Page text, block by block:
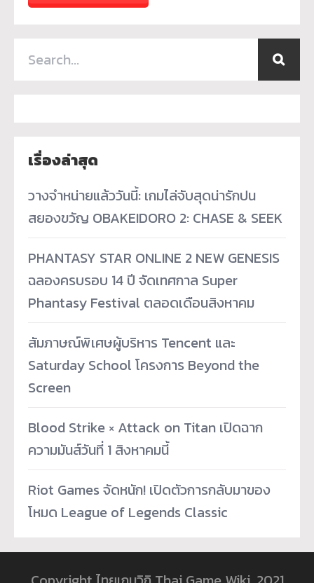
เรื่องล่าสุด
วางจำหน่ายแล้ววันนี้: เกมไล่จับสุดน่ารักปน
สยองขวัญ OBAKEIDORO 2: CHASE & SEEK
PHANTASY STAR ONLINE 2 NEW GENESIS
ฉลองครบรอบ 14 ปี จัดเทศกาล Super
Phantasy Festival ตลอดเดือนสิงหาคม
สัมภาษณ์พิเศษผู้บริหาร Tencent และ
Saturday School โครงการ Beyond the
Screen
Blood Strike × Attack on Titan เปิดฉาก
ความมันส์วันที่ 1 สิงหาคมนี้
Riot Games จัดหนัก! เปิดตัวการกลับมาของ
โหมด League of Legends Classic